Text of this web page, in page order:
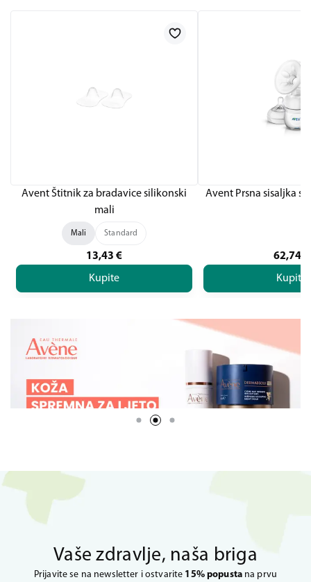
Avent Štitnik za bradavice silikonski
mali
Mali Standard
13,43 €
Kupite
Avent Prsna sisaljka s
62,74
Kupite
Vaše zdravlje, naša briga
Prijavite se na newsletter i ostvarite 15% popustana prvu